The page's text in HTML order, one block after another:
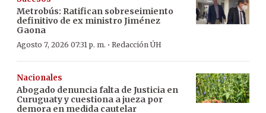
Metrobús: Ratifican sobreseimiento
definitivo de ex ministro Jiménez
Gaona
Agosto 7, 2026 07:31 p. m. · Redacción ÚH
Nacionales
Abogado denuncia falta de Justicia en
Curuguaty y cuestiona a jueza por
demora en medida cautelar